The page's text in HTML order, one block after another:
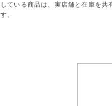
している商品は、実店舗と在庫を
す。